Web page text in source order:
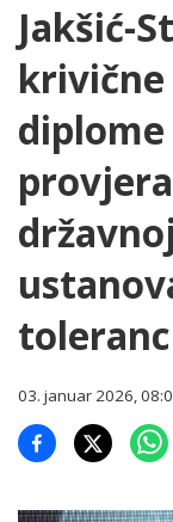
Jakšić-
krivične
diplome
03. januar 2026,